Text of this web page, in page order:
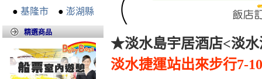
● 基隆市● 澎湖縣
精選商品
★淡水島宇居酒店<淡水
淡水捷運站出來步行7-